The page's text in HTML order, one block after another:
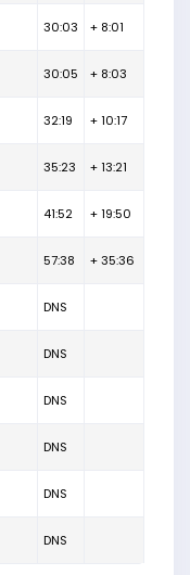
30:03 + 8:01
30:05 + 8:03
32:19 + 10:17
35:23 + 13:21
41:52 + 19:50
57:38 + 35:36
DNS
DNS
DNS
DNS
DNS
DNS